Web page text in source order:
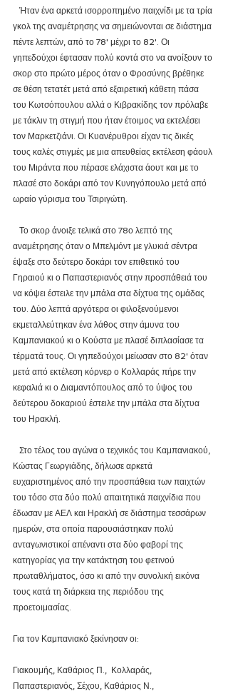
γκολ της αναμέτρησης να σημειώνονται σε διάστημα
πέντε λεπτών, από το 78' μέχρι το 82'. Οι
γηπεδούχοι έφτασαν πολύ κοντά στο να ανοίξουν το
σκορ στο πρώτο μέρος όταν ο Φροσύνης βρέθηκε
σε θέση τετατέτ μετά από εξαιρετική κάθετη πάσα
του Κωτσόπουλου αλλά ο Κιβρακίδης τον πρόλαβε
με τάκλιν τη στιγμή που ήταν έτοιμος να εκτελέσει
τον Μαρκετζιάνι. Οι Κυανέρυθροι είχαν τις δικές
τους καλές στιγμές με μια απευθείας εκτέλεση φάουλ
του Μιράντα που πέρασε ελάχιστα άουτ και με το
πλασέ στο δοκάρι από τον Κυνηγόπουλο μετά από
ωραίο γύρισμα του Τσιριγώτη.
αναμέτρησης όταν ο Μπελμόντ με γλυκιά σέντρα
έψαξε στο δεύτερο δοκάρι τον επιθετικό του
Γηραιού κι ο Παπαστεριανός στην προσπάθειά του
να κόψει έστειλε την μπάλα στα δίχτυα της ομάδας
του. Δύο λεπτά αργότερα οι φιλοξενούμενοι
εκμεταλλεύτηκαν ένα λάθος στην άμυνα του
Καμπανιακού κι ο Κούστα με πλασέ διπλασίασε τα
τέρματά τους. Οι γηπεδούχοι μείωσαν στο 82' όταν
μετά από εκτέλεση κόρνερ ο Κολλαράς πήρε την
κεφαλιά κι ο Διαμαντόπουλος από το ύψος του
δεύτερου δοκαριού έστειλε την μπάλα στα δίχτυα
του Ηρακλή.
Κώστας Γεωργιάδης, δήλωσε αρκετά
ευχαριστημένος από την προσπάθεια των παιχτών
του τόσο στα δύο πολύ απαιτητικά παιχνίδια που
έδωσαν με ΑΕΛ και Ηρακλή σε διάστημα τεσσάρων
ημερών, στα οποία παρουσιάστηκαν πολύ
ανταγωνιστικοί απέναντι στα δύο φαβορί της
κατηγορίας για την κατάκτηση του φετινού
πρωταθλήματος, όσο κι από την συνολική εικόνα
τους κατά τη διάρκεια της περιόδου της
προετοιμασίας.
Για τον Καμπανιακό ξεκίνησαν οι:
Γιακουμής, Καθάριος Π.,  Κολλαράς,
Παπαστεριανός, Σέχου, Καθάριος Ν.,